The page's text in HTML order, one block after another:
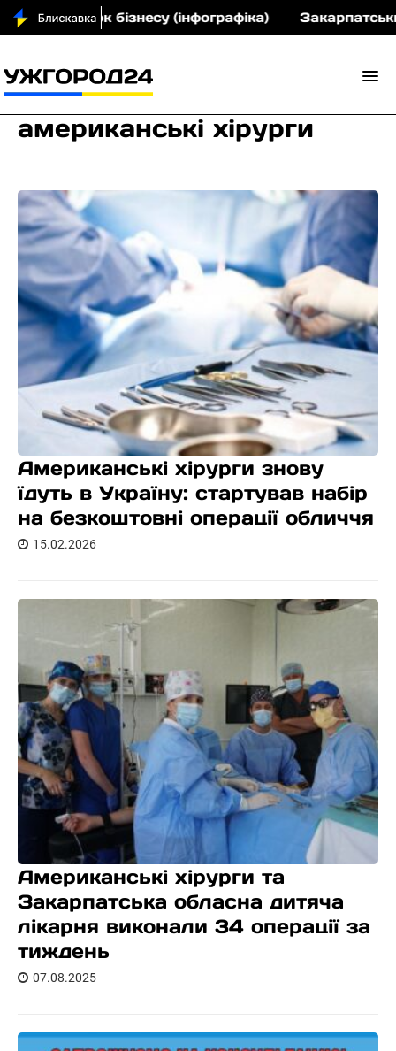
бізнесу (інфографіка) Закарпатський
американські хірурги
Американські хірурги знову
їдуть в Україну: стартував набір
на безкоштовні операції обличчя
15.02.2026
Американські хірурги та
Закарпатська обласна дитяча
лікарня виконали 34 операції за
тиждень
07.08.2025